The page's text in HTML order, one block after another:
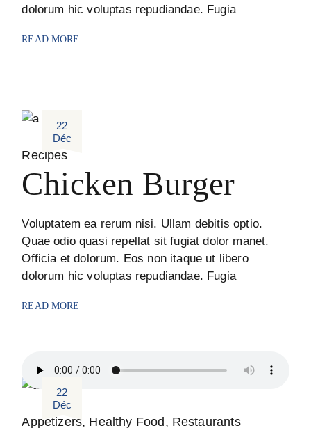
dolorum hic voluptas repudiandae. Fugia
READ MORE
22
Déc
Recipes
Chicken Burger
Voluptatem ea rerum nisi. Ullam debitis optio.
Quae odio quasi repellat sit fugiat dolor manet.
Officia et dolorum. Eos non itaque ut libero
dolorum hic voluptas repudiandae. Fugia
READ MORE
22
Déc
Appetizers Healthy Food Restaurants